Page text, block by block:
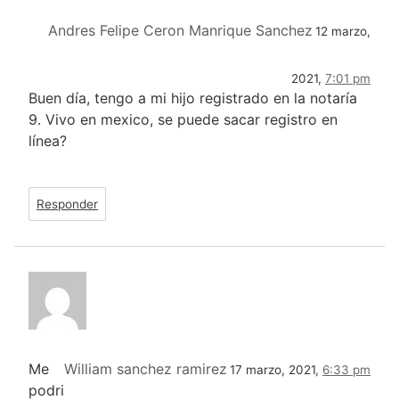
Andres Felipe Ceron Manrique Sanchez 12 marzo,
2021, 7:01 pm
Buen día, tengo a mi hijo registrado en la notaría
9. Vivo en mexico, se puede sacar registro en
línea?
Responder
William sanchez ramirez 17 marzo, 2021, 6:33 pm
Me
podri